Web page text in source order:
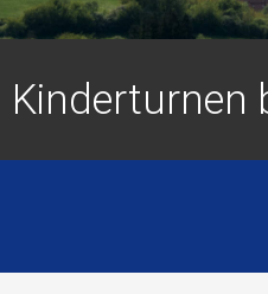
Kinderturnen